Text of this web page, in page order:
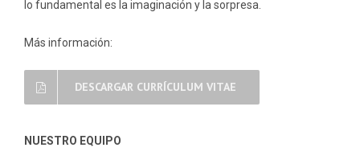
lo fundamental es la imaginación y la sorpresa.
Más información:
DESCARGAR CURRÍCULUM VITAE
NUESTRO EQUIPO